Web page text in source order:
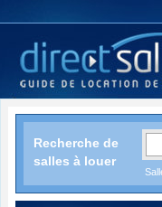
Recherche de
salles à louer